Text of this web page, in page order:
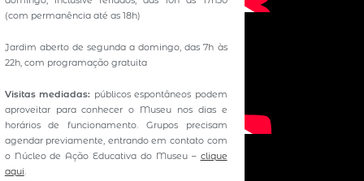
(com permanência até as 18h)
Jardim aberto de segunda a domingo, das 7h às
22h, com programação gratuita
Visitas mediadas: públicos espontâneos podem
aproveitar para conhecer o Museu nos dias e
horários de funcionamento. Grupos precisam
agendar previamente, entrando em contato com
o Núcleo de Ação Educativa do Museu – clique
aqui.